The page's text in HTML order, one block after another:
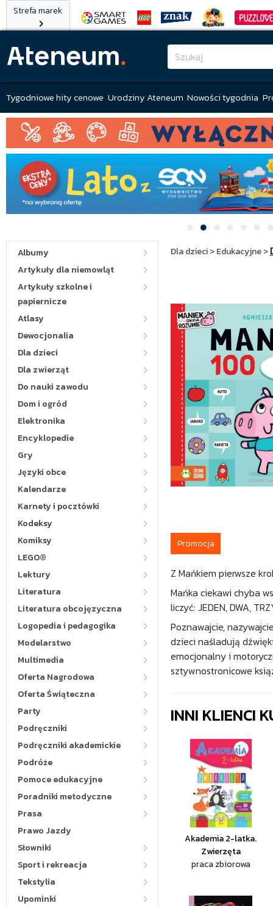
Strefa marek
Tygodniowe hity cenowe Urodziny Ateneum Nowości tygodnia
Albumy
Artykuły dla niemowląt
Artykuły szkolne i
papiernicze
Atlasy
Dewocjonalia
Dla dzieci
Dla zwierząt
Do nauki zawodu
Dom i ogród
Elektronika
Encyklopedie
Gry
Języki obce
Kalendarze
Karnety i pocztówki
Kodeksy
Komiksy
LEGO®
Lektury
Literatura
Literatura obcojęzyczna
Logopedia i pedagogika
Modelarstwo
Multimedia
Oferta Nagrodowa
Oferta Świąteczna
Party
Podręczniki
Podręczniki akademickie
Podróże
Pomoce edukacyjne
Poradniki metodyczne
Prasa
Prawo Jazdy
Słowniki
Sport i rekreacja
Tekstylia
Upominki
Dla dzieci>Edukacyjne>
Promocja
Z Mańkiem pierwsze
Mańka ciekawi chyba
liczyć: JEDEN, DWA,
Poznawajcie,
dzieci naśladują
emocjonalny i
sztywnostronicowe
INNI KLIENCI
Akademia 2-latka.
Zwierzęta
praca zbiorowa